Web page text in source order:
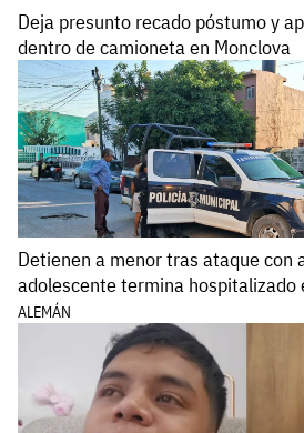
Deja presunto recado póstumo y
dentro de camioneta en Monclova
Detienen a menor tras ataque con
adolescente termina hospitalizado
ALEMÁN